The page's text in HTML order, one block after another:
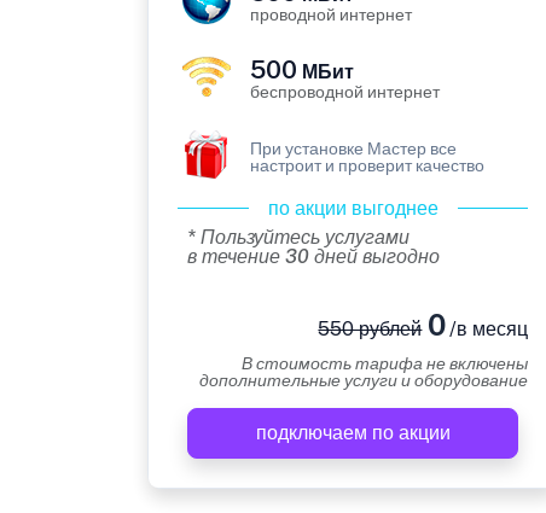
проводной интернет
500 МБит
беспроводной интернет
При установке Мастер все
настроит и проверит качество
по акции выгоднее
* Пользуйтесь услугами
в течение 30 дней выгодно
550 рублей0/в месяц
В стоимость тарифа не включены
дополнительные услуги и оборудование
подключаем по акции